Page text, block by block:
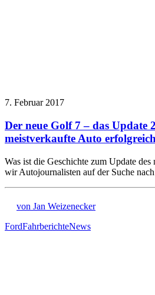
7. Februar 2017
Der neue Golf 7 – das Update
meistverkaufte Auto
Was ist die Geschichte zum Update
wir Autojournalisten auf der Suche
von Jan Weizenecker
FordFahrberichteNews